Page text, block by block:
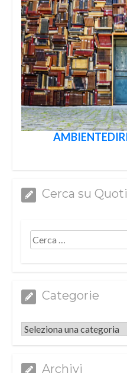
Cerca su
Categorie
Categorie
Archivi